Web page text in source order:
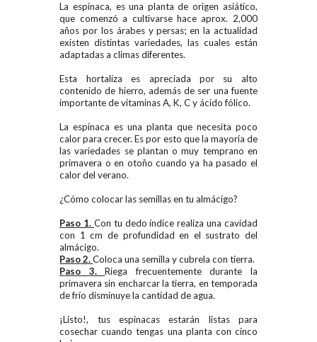
La espinaca, es una planta de origen asiático,
que comenzó a cultivarse hace aprox. 2,000
años por los árabes y persas; en la actualidad
existen distintas variedades, las cuales están
adaptadas a climas diferentes.
Esta hortaliza es apreciada por su alto
contenido de hierro, además de ser una fuente
importante de vitaminas A, K, C y ácido fólico.
La espinaca es una planta que necesita poco
calor para crecer. Es por esto que la mayoría de
las variedades se plantan o muy temprano en
primavera o en otoño cuando ya ha pasado el
calor del verano.
¿Cómo colocar las semillas en tu almácigo?
Paso 1. Con tu dedo índice realiza una cavidad
con 1 cm de profundidad en el sustrato del
almácigo.
Paso 2.Coloca una semilla y cubrela con tierra.
Paso 3.Riega frecuentemente durante la
primavera sin encharcar la tierra, en temporada
de frío disminuye la cantidad de agua.
¡Listo!, tus espinacasestarán listas para
cosechar cuandotengas una planta con cinco